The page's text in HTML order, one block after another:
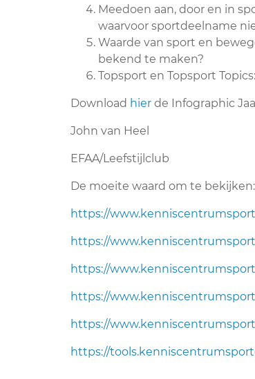
Meedoen aan, door en in
waarvoor sportdeelname
Waarde van sport en
bekend te maken?
Topsport en Topsport
Download hier de Infographic
John van Heel
EFAA/Leefstijlclub
De moeite waard om te bekijken:
https://
https://
https://
https://
https://
https://